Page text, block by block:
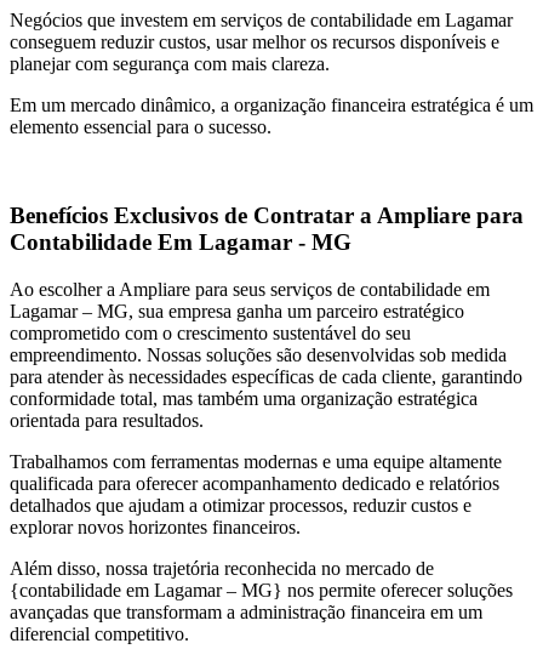
Negócios que investem em serviços de contabilidade em Lagamar
conseguem reduzir custos, usar melhor os recursos disponíveis e
planejar com segurança com mais clareza.
Em um mercado dinâmico, a organização financeira estratégica é um
elemento essencial para o sucesso.
Benefícios Exclusivos de Contratar a Ampliare para
Contabilidade Em Lagamar - MG
Ao escolher a Ampliare para seus serviços de contabilidade em
Lagamar – MG, sua empresa ganha um parceiro estratégico
comprometido com o crescimento sustentável do seu
empreendimento. Nossas soluções são desenvolvidas sob medida
para atender às necessidades específicas de cada cliente, garantindo
conformidade total, mas também uma organização estratégica
orientada para resultados.
Trabalhamos com ferramentas modernas e uma equipe altamente
qualificada para oferecer acompanhamento dedicado e relatórios
detalhados que ajudam a otimizar processos, reduzir custos e
explorar novos horizontes financeiros.
Além disso, nossa trajetória reconhecida no mercado de
{contabilidade em Lagamar – MG} nos permite oferecer soluções
avançadas que transformam a administração financeira em um
diferencial competitivo.